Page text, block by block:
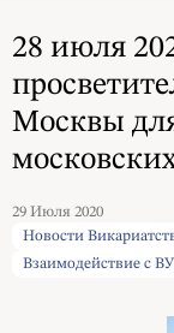
28 июля
Москвы
29 Июля 2020
Новости
Взаимодействие с